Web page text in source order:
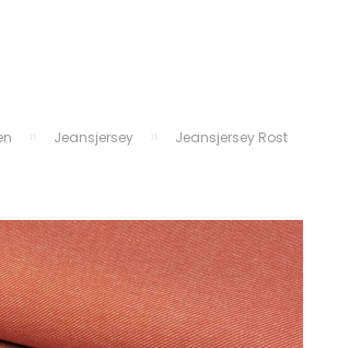
Jeansjersey Jeansjersey Rost